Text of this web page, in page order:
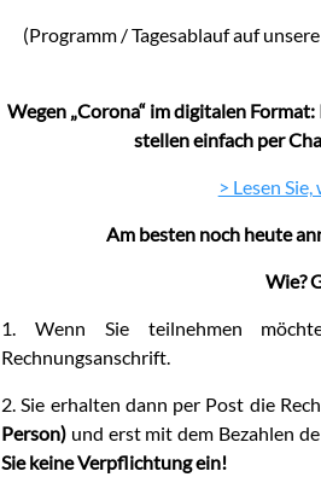
(Programm / Tagesablauf auf
Wegen „Corona“ im digitalen
stellen einfach per
> Lesen
Am besten noch heute
Wie?
1. Wenn Sie teilnehmen
Rechnungsanschrift.
2. Sie erhalten dann per Post die
Person) und erst mit dem Bezahlen
Sie keine Verpflichtung ein!